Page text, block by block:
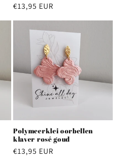
Normale
€13,95 EUR
Polymeerklei oorbellen
klaver rosé goud
Normale
€13,95 EUR